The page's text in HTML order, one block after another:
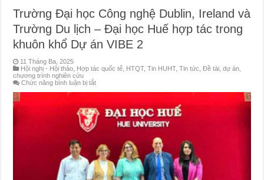
hành
và
với
tính
bản
Trường Đại học Công nghệ Dublin, Ireland và
Trường Du lịch – Đại học Huế hợp tác trong
khuôn khổ Dự án VIBE 2
11 Tháng Ba, 2025
Hội nghị - Hội thảo
Hợp tác quốc tế HTQT,Tin HUHT,Tin tức ,Đề tài, dự án,
chương trình nghiên cứu
Chức năng bình luận bị tắtở
học
Công
nghệ
Dublin,
Ireland
Trường
Du
lịch
–
Đại